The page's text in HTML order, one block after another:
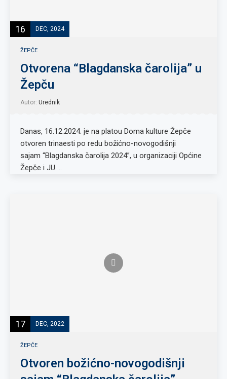
16 DEC, 2024
ŽEPČE
Otvorena “Blagdanska čarolija” u
Žepču
Autor: Urednik
Danas, 16.12.2024. je na platou Doma kulture Žepče
otvoren trinaesti po redu božićno-novogodišnji
sajam “Blagdanska čarolija 2024”, u organizaciji Općine
Žepče i JU …
17 DEC, 2022
ŽEPČE
Otvoren božićno-novogodišnji